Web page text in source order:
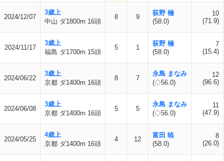
2024/12/07
3歳上
中山 ダ1800m 16頭
8 9
荻野 極
(58.0)
10
(71.9)
2024/11/17
3歳上
福島 ダ1700m 15頭
5 1
荻野 極
(58.0)
7
(15.4)
2024/06/22
3歳上
京都 ダ1400m 16頭
8 7
永島 まなみ
(◇56.0)
12
(96.6)
2024/06/08
3歳上
京都 ダ1400m 16頭
5 5
永島 まなみ
(◇56.0)
11
(47.9)
2024/05/25
4歳上
京都 ダ1400m 16頭
4 12
富田 暁
(58.0)
8
(26.0)